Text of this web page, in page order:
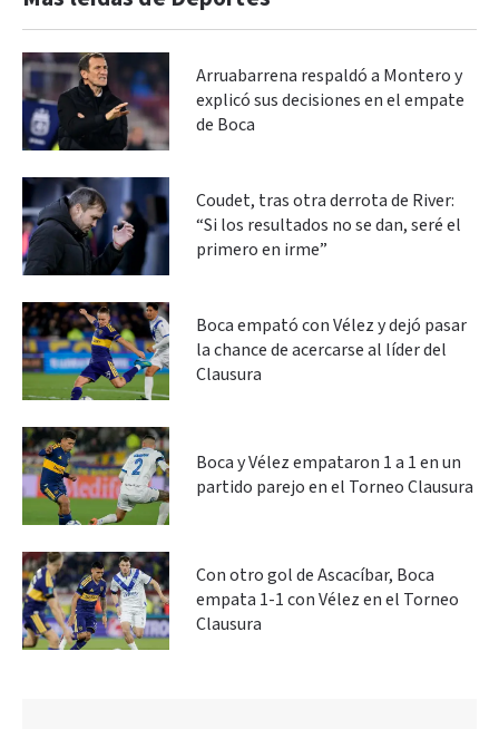
Arruabarrena respaldó a Montero y
explicó sus decisiones en el empate
de Boca
Coudet, tras otra derrota de River:
“Si los resultados no se dan, seré el
primero en irme”
Boca empató con Vélez y dejó pasar
la chance de acercarse al líder del
Clausura
Boca y Vélez empataron 1 a 1 en un
partido parejo en el Torneo Clausura
Con otro gol de Ascacíbar, Boca
empata 1-1 con Vélez en el Torneo
Clausura